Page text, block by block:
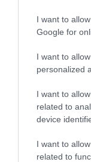
I want to
Google for
I want to
personalized
I want to
related to
device
I want to
related to
ΕΛΛΑΔΑ
ως μέλος
οργάνωσης
Ελλάδα